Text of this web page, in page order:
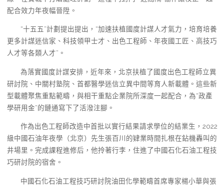
配合效力年夜幅晉陞。
“十五五”計劃提出提出，“加速扶植國度計謀人才氣力，培育培養
更多計謀迷信家、科技領甲士才、出色工程師、年夜國工匠、高技巧
人才等各類人才”。
為落實國度計謀安排，近年來，北京扶植了國度出色工程師立異
研討院、中關村塾院、首都醫學迷信立異中間等育人新載體。這些新
型載體聚焦重點範疇，與相干重點企業院所深度一起配合，為“政產
學研用金”的鏈通寫下了活潑注腳。
作為出色工程師改造中首批以實行結果請求學位的結業生，2022
級中國石油年夜學（北京）先生張百川的肄業時間扎根在鉆機轟叫的
井場里。完成課程進修后，他拎著行李，住進了中國石化石油工程技
巧研討院的宿舍。
中國石化石油工程技巧研討院油田化學範疇首席專家楊小華與張